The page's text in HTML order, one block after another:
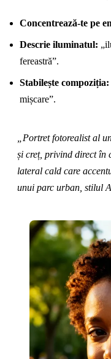
Concentrează-te pe
Descrie iluminatul:
fereastră”.
Stabilește compoziția:
mișcare”.
„Portret fotorealist al
și creț, privind direct în
lateral cald care
unui parc urban, stilul